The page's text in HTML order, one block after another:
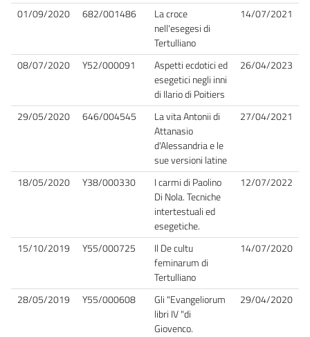
01/09/2020 682/001486
La croce
nell'esegesi di
Tertulliano
14/07/2021
08/07/2020 Y52/000091
Aspetti ecdotici ed
esegetici negli inni
di Ilario di Poitiers
26/04/2023
29/05/2020 646/004545
La vita Antonii di
Attanasio
d'Alessandria e le
sue versioni latine
27/04/2021
18/05/2020 Y38/000330
I carmi di Paolino
Di Nola. Tecniche
intertestuali ed
esegetiche.
12/07/2022
15/10/2019 Y55/000725
Il De cultu
feminarum di
Tertulliano
14/07/2020
28/05/2019 Y55/000608
Gli "Evangeliorum
libri IV "di
Giovenco.
29/04/2020